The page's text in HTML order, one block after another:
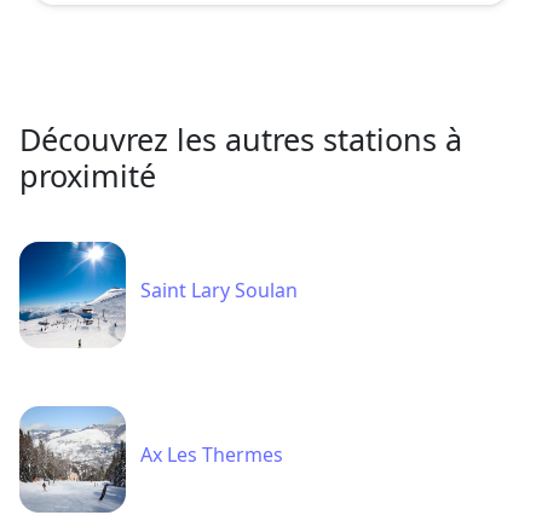
Découvrez les autres stations à
proximité
Saint Lary Soulan
Ax Les Thermes